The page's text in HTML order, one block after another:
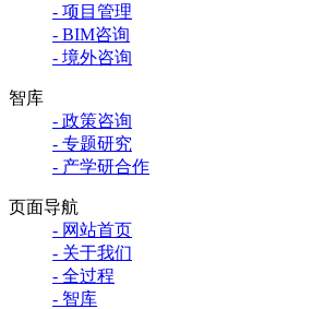
- 项目管理
- BIM咨询
- 境外咨询
智库
- 政策咨询
- 专题研究
- 产学研合作
页面导航
- 网站首页
- 关于我们
- 全过程
- 智库